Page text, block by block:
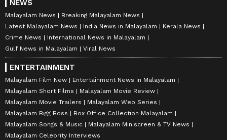
NEWS
Malayalam News
Breaking Malayalam News
Latest Malayalam News
India News in Malayalam
Kerala News
Crime News
International News in Malayalam
Gulf News in Malayalam
Viral News
ENTERTAINMENT
Malayalam Film New
Entertainment News in Malayalam
Malayalam Short Films
Malayalam Movie Review
Malayalam Movie Trailers
Malayalam Web Series
Malayalam Bigg Boss
Box Office Collection Malayalam
Malayalam Songs & Music
Malayalam Miniscreen & TV News
Malayalam Celebrity Interviews